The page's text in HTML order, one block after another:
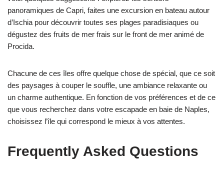
panoramiques de Capri, faites une excursion en bateau autour
d’Ischia pour découvrir toutes ses plages paradisiaques ou
dégustez des fruits de mer frais sur le front de mer animé de
Procida.
Chacune de ces îles offre quelque chose de spécial, que ce soit
des paysages à couper le souffle, une ambiance relaxante ou
un charme authentique. En fonction de vos préférences et de ce
que vous recherchez dans votre escapade en baie de Naples,
choisissez l’île qui correspond le mieux à vos attentes.
Frequently Asked Questions